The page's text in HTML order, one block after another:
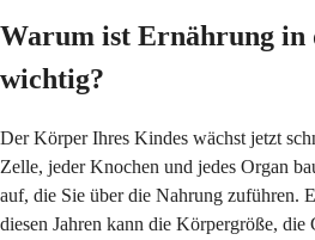
Warum ist Ernährung in
wichtig?
Der Körper Ihres Kindes wächst jetzt
Zelle, jeder Knochen und jedes Organ
auf, die Sie über die Nahrung zuführen.
diesen Jahren kann die Körpergröße,